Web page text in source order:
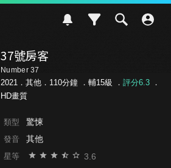
37號房客
Number 37
2021．其他．110分鐘 ． 輔15級 ． 評分6.3．
HD畫質
類型 驚悚
發音 其他
星等 3.6